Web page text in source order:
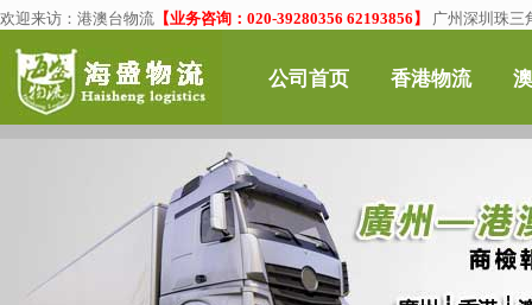
欢迎来访： 港澳台物流 【业务咨询：020-39280356 62193856】 广州深圳珠
公司首页 香港物流